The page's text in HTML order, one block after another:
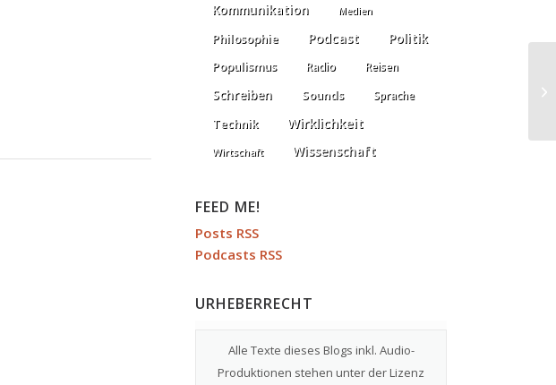
Kommunikation Medien
Philosophie Podcast Politik
Populismus Radio Reisen
Schreiben Sounds Sprache
Technik Wirklichkeit
Wirtschaft Wissenschaft
FEED ME!
Posts RSS
Podcasts RSS
URHEBERRECHT
Alle Texte dieses Blogs inkl. Audio-
Produktionen stehen unter der Lizenz